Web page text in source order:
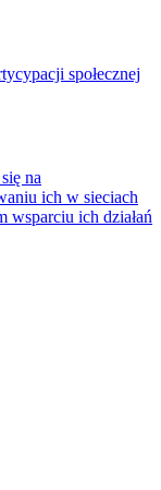
społecznej
na
ich w sieciach
wsparciu ich działań